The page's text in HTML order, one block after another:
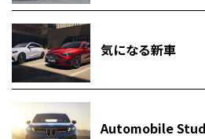
気になる新車
Automobile